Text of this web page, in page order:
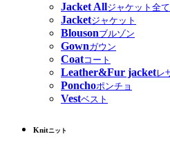
Jacket Allジャケット全て
Jacketジャケット
Blousonブルゾン
Gownガウン
Coatコート
Leather&Fur jacketレ
Ponchoポンチョ
Vestベスト
Knitニット